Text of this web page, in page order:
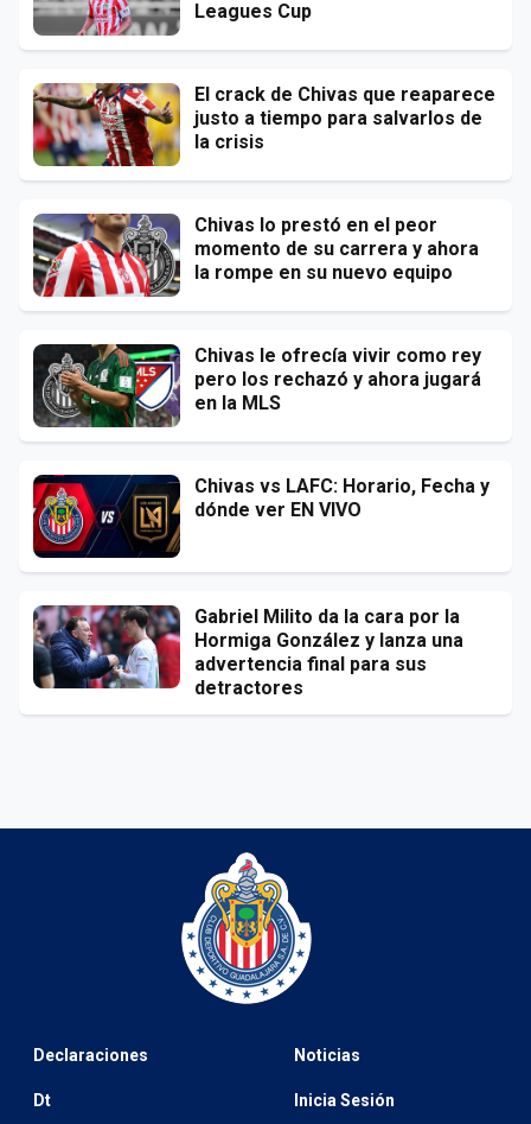
Leagues Cup
El crack de Chivas que reaparece
justo a tiempo para salvarlos de
la crisis
Chivas lo prestó en el peor
momento de su carrera y ahora
la rompe en su nuevo equipo
Chivas le ofrecía vivir como rey
pero los rechazó y ahora jugará
en la MLS
Chivas vs LAFC: Horario, Fecha y
dónde ver EN VIVO
Gabriel Milito da la cara por la
Hormiga González y lanza una
advertencia final para sus
detractores
Declaraciones
Dt
Noticias
Inicia Sesión